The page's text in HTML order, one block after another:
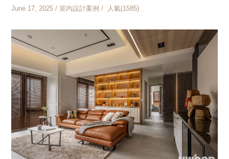
June 17, 2025 / 室內設計案例 / 人氣(1585)